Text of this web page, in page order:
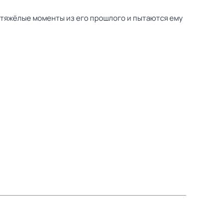
моменты из его прошлого и пытаются ему